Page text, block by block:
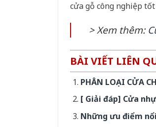
cửa gỗ công nghiệp
> Xem thêm:
BÀI VIẾT LIÊN
PHÂN LOẠI CỬA
[ Giải đáp] Cửa
Những ưu điểm